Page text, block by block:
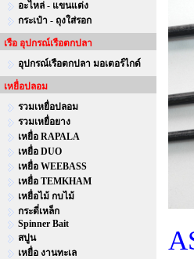
อะไหล่ - แขนแต่ง
กระเป๋า - ถุงใส่รอก
เรือ อุปกรณ์เรือตกปลา
อุปกรณ์เรือตกปลา มอเตอร์ไกด์
เหยื่อปลอม
รวมเหยื่อปลอม
รวมเหยื่อยาง
เหยื่อ RAPALA
เหยื่อ DUO
เหยื่อ WEEBASS
เหยื่อ TEMKHAM
เหยื่อไม้ กบไม้
กระดี่เหล็ก
Spinner Bait
สปูน
เหยื่อ งานทะเล